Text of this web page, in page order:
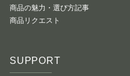
商品の魅力・選び方記事
商品リクエスト
SUPPORT